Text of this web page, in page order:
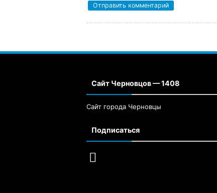
Сайт Черновцов — 1408
Сайт города Черновцы
Подписаться